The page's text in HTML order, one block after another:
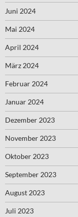
Juni 2024
Mai 2024
April 2024
März 2024
Februar 2024
Januar 2024
Dezember 2023
November 2023
Oktober 2023
September 2023
August 2023
Juli 2023